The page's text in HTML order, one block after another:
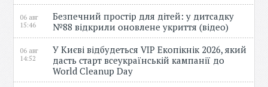
06 авг
15:46
Безпечний простір для дітей: у дитсадку
№88 відкрили оновлене укриття (відео)
06 авг
14:52
У Києві відбудеться VIP Екопікнік 2026, який
дасть старт всеукраїнській кампанії до
World Cleanup Day